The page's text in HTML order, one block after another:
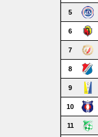
5
6
7
8
9
10
11